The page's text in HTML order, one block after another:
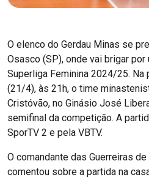
O elenco do Gerdau Minas se
Osasco (SP), onde vai brigar por
Superliga Feminina 2024/25.
(21/4), às 21h, o time
Cristóvão, no Ginásio José
semifinal da competição. A
SporTV 2 e pela VBTV.
O comandante das Guerreiras
comentou sobre a partida na